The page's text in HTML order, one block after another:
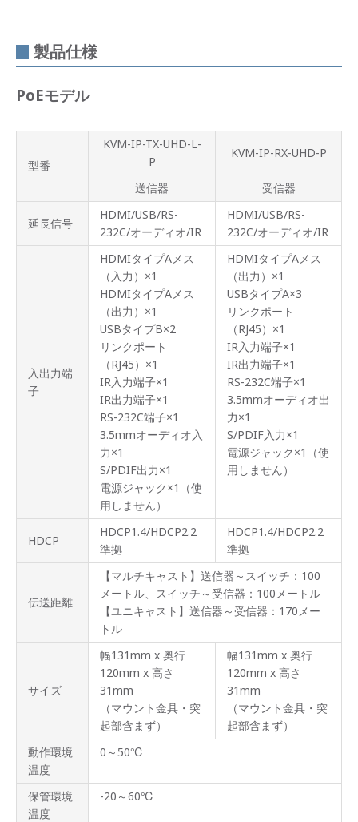
製品仕様
PoEモデル
型番
KVM-IP-TX-UHD-L-
P
KVM-IP-RX-UHD-P
送信器 受信器
延長信号
HDMI/USB/RS-
232C/オーディオ/IR
HDMI/USB/RS-
232C/オーディオ/IR
入出力端
子
HDMIタイプAメス
（入力）×1
HDMIタイプAメス
（出力）×1
USBタイプB×2
リンクポート
（RJ45）×1
IR入力端子×1
IR出力端子×1
RS-232C端子×1
3.5mmオーディオ入
力×1
S/PDIF出力×1
電源ジャック×1（使
用しません）
HDMIタイプAメス
（出力）×1
USBタイプA×3
リンクポート
（RJ45）×1
IR入力端子×1
IR出力端子×1
RS-232C端子×1
3.5mmオーディオ出
力×1
S/PDIF入力×1
電源ジャック×1（使
用しません）
HDCP
HDCP1.4/HDCP2.2
準拠
HDCP1.4/HDCP2.2
準拠
伝送距離
【マルチキャスト】送信器～スイッチ：100
メートル、スイッチ～受信器：100メートル
【ユニキャスト】送信器～受信器：170メー
トル
サイズ
幅131mm x 奥行
120mm x 高さ
31mm
（マウント金具・突
起部含まず）
幅131mm x 奥行
120mm x 高さ
31mm
（マウント金具・突
起部含まず）
動作環境
温度
0～50℃
保管環境
温度
-20～60℃